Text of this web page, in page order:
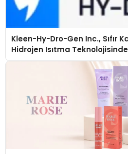
Kleen-Hy-Dro-Gen Inc., Sıfır
Hidrojen Isıtma Teknolojisinde
Düzenleyici Onaylarını Aldı